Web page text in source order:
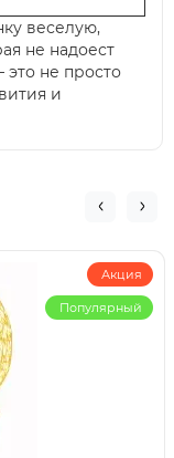
веселую,
не надоест
это не просто
и
Акция
Популярный